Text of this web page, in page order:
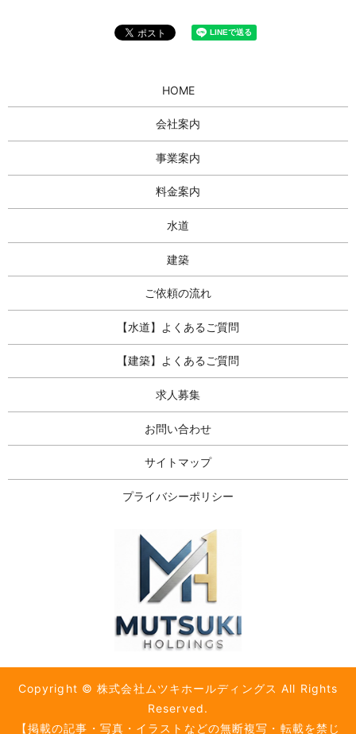
HOME
会社案内
事業案内
料金案内
水道
建築
ご依頼の流れ
【水道】よくあるご質問
【建築】よくあるご質問
求人募集
お問い合わせ
サイトマップ
プライバシーポリシー
Copyright © 株式会社ムツキホールディングス All Rights
Reserved.
【掲載の記事・写真・イラストなどの無断複写・転載を禁じ